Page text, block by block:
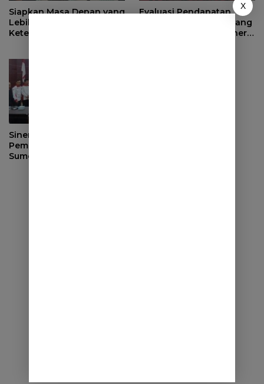
Siapkan Masa Depan yang
Lebih Baik, BPJS
Ketenagakerjaan Tutup
Evaluasi Pendapatan
Daerah, Bupati Sumedang
Minta OPD Perkuat Sinergi
Sinergi dengan
Pemerintah Desa, DPRD
Sumedang Fokus Awasi
X